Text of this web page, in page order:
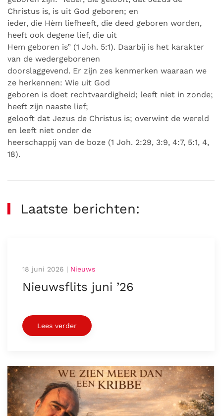
Christus is, is uit God geboren; en
ieder, die Hèm liefheeft, die deed geboren worden,
heeft ook degene lief, die uit
Hem geboren is” (1 Joh. 5:1). Daarbij is het karakter
van de wedergeborenen
doorslaggevend. Er zijn zes kenmerken waaraan we
ze herkennen: Wie uit God
geboren is doet rechtvaardigheid; leeft niet in zonde;
heeft zijn naaste lief;
gelooft dat Jezus de Christus is; overwint de wereld
en leeft niet onder de
heerschappij van de boze (1 Joh. 2:29, 3:9, 4:7, 5:1, 4,
18).
Laatste berichten:
18 juni 2026 | Nieuws
Nieuwsflits juni ’26
Lees verder